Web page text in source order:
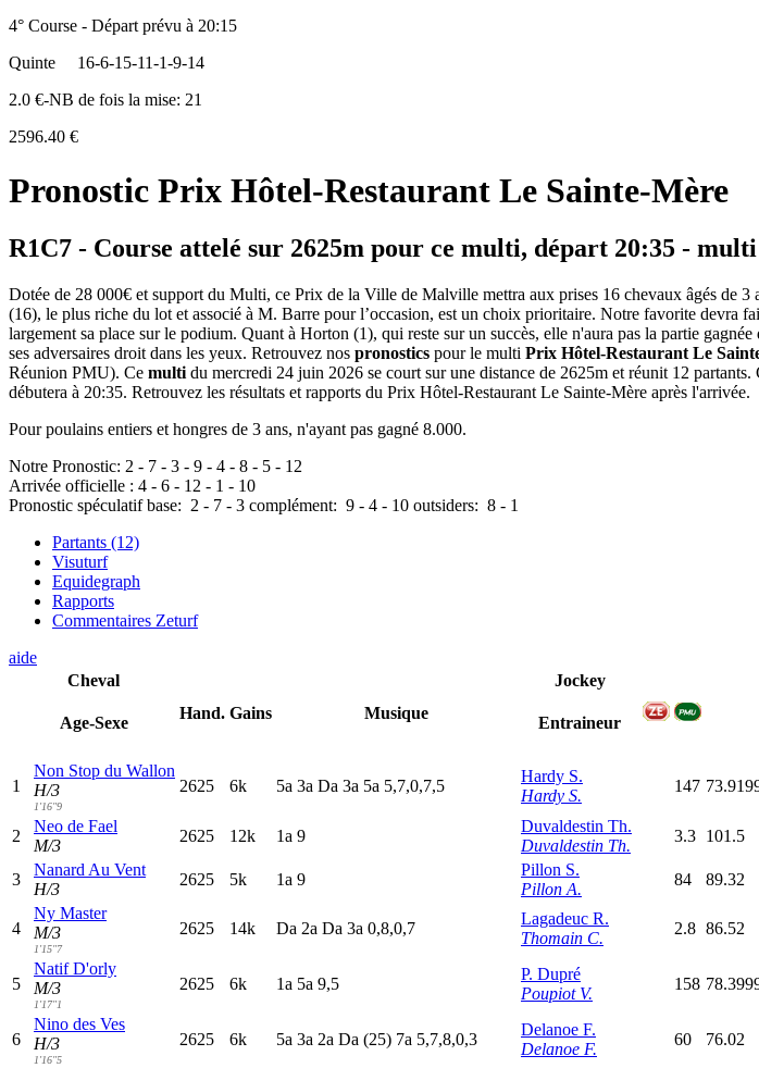
4° Course - Départ prévu à 20:15
Quinte
16-6-15-11-1-9-14
2.0 €-NB de fois la mise: 21
2596.40 €
Pronostic Prix Hôtel-Restaurant Le Sainte-Mère
R1C7 - Course attelé sur 2625m pour ce multi, départ 20:35 - multi
Dotée de 28 000€ et support du Multi, ce Prix de la Ville de Malville mettra aux prises 16 chevaux âgés de
(16), le plus riche du lot et associé à M. Barre pour l’occasion, est un choix prioritaire. Notre favorite
largement sa place sur le podium. Quant à Horton (1), qui reste sur un succès, elle n'aura pas la partie
ses adversaires droit dans les yeux. Retrouvez nos pronostics pour le multi Prix Hôtel-Restaurant Le
Réunion PMU). Ce multi du mercredi 24 juin 2026 se court sur une distance de 2625m et réunit 12
débutera à 20:35. Retrouvez les résultats et rapports du Prix Hôtel-Restaurant Le Sainte-Mère après l'arrivée.
Pour poulains entiers et hongres de 3 ans, n'ayant pas gagné 8.000.
Notre Pronostic: 2 - 7 - 3 - 9 - 4 - 8 - 5 - 12
Arrivée officielle : 4 - 6 - 12 - 1 - 10
Pronostic spéculatif base: 2 - 7 - 3 complément: 9 - 4 - 10 outsiders: 8 - 1
Partants (12)
Visuturf
Equidegraph
Rapports
Commentaires Zeturf
aide
Cheval
Age-Sexe
Hand. Gains Musique
Jockey
Entraineur
1
Non Stop du Wallon
H/3
1'16"9
2625 6k 5a 3a Da 3a 5a 5,7,0,7,5
Hardy S.
Hardy S.
147
2
Neo de Fael
M/3
2625 12k 1a 9
Duvaldestin Th.
Duvaldestin Th.
3.3 101.5
3
Nanard Au Vent
H/3
2625 5k 1a 9
Pillon S.
Pillon A.
84 89.32
4
Ny Master
M/3
1'15"7
2625 14k Da 2a Da 3a 0,8,0,7
Lagadeuc R.
Thomain C.
2.8 86.52
5
Natif D'orly
M/3
1'17"1
2625 6k 1a 5a 9,5
P. Dupré
Poupiot V.
158
6
Nino des Ves
H/3
1'16"5
2625 6k 5a 3a 2a Da (25) 7a 5,7,8,0,3
Delanoe F.
Delanoe F.
60 76.02